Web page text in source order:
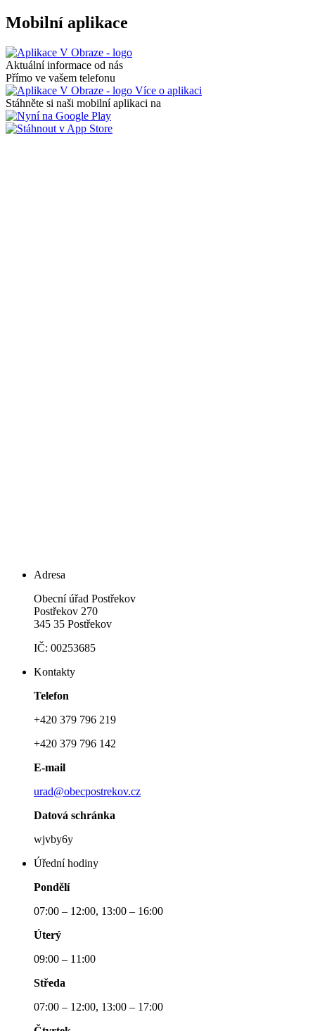
Mobilní aplikace
Aktuální informace od nás
Přímo ve vašem telefonu
Více o aplikaci
Stáhněte si naši mobilní aplikaci na
Adresa
Obecní úřad Postřekov
Postřekov 270
345 35 Postřekov
IČ: 00253685
Kontakty
Telefon
+420 379 796 219
+420 379 796 142
E-mail
urad@obecpostrekov.cz
Datová schránka
wjvby6y
Úřední hodiny
Pondělí
07:00 – 12:00, 13:00 – 16:00
Úterý
09:00 – 11:00
Středa
07:00 – 12:00, 13:00 – 17:00